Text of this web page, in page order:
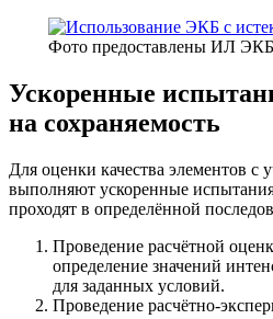
Фото предоставлены ИЛ
Ускоренные
на сохраняемость
Для оценки качества элементов с
выполняют ускоренные
проходят в определённой
Проведение расчётной
определение значений
для заданных условий.
Проведение расчётно-